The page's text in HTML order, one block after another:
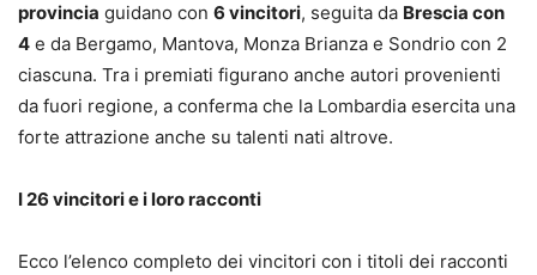
provincia guidano con 6 vincitori, seguita da Brescia con
4 e da Bergamo, Mantova, Monza Brianza e Sondrio con 2
ciascuna. Tra i premiati figurano anche autori provenienti
da fuori regione, a conferma che la Lombardia esercita una
forte attrazione anche su talenti nati altrove.
I 26 vincitori e i loro racconti
Ecco l’elenco completo dei vincitori con i titoli dei racconti